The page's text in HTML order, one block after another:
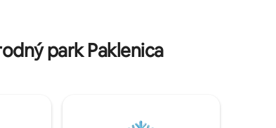
park Paklenica